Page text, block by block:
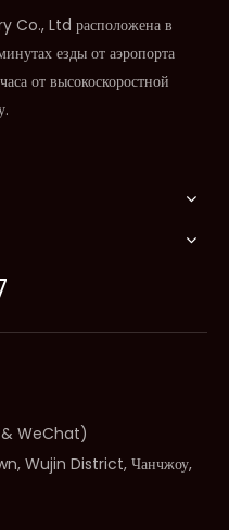
Ltd расположена в
езды от аэропорта
от высокоскоростной
& WeChat)
Wujin District, Чанчжоу,